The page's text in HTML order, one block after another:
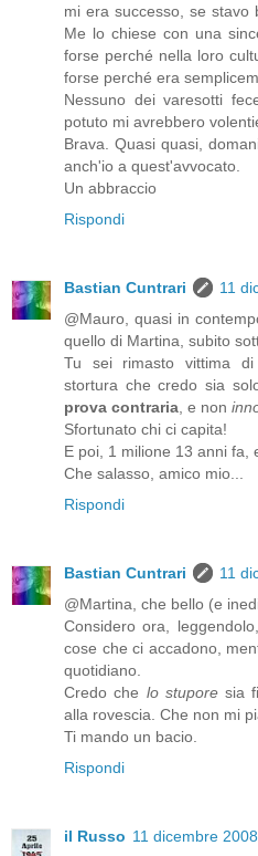
mi era successo, se stavo
Me lo chiese con una
forse perché nella loro
forse perché era
Nessuno dei varesotti
potuto mi avrebbero
Brava. Quasi quasi,
anch'io a quest'avvocato.
Un abbraccio
Rispondi
Bastian Cuntrari
11
@Mauro, quasi in
quello di Martina, subito
Tu sei rimasto vittima
stortura che credo sia
prova contraria , e non
Sfortunato chi ci capita!
E poi, 1 milione 13 anni fa,
Che salasso, amico mio...
Rispondi
Bastian Cuntrari
11
@Martina, che bello (e
Considero ora,
cose che ci accadono,
quotidiano.
Credo che lo stuporesia
alla rovescia. Che non mi
Ti mando un bacio.
Rispondi
il Russo 11 dicembre